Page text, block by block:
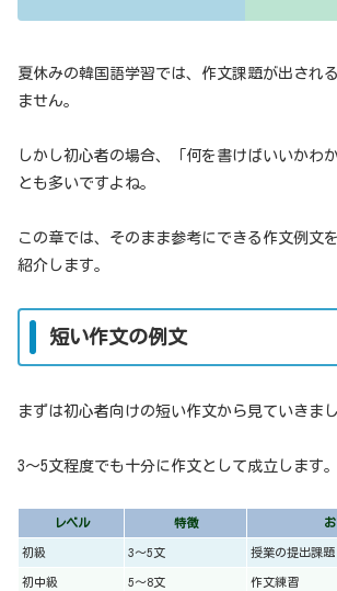
夏休みの韓国語学習では、作文課題が出され
ません。
しかし初心者の場合、「何を書けばいいかわ
とも多いですよね。
この章では、そのまま参考にできる作文例文
紹介します。
短い作文の例文
まずは初心者向けの短い作文から見ていきまし
3〜5文程度でも十分に作文として成立します。
レベル 特徴
初級 3〜5文 授業の提出課題
初中級 5〜8文 作文練習